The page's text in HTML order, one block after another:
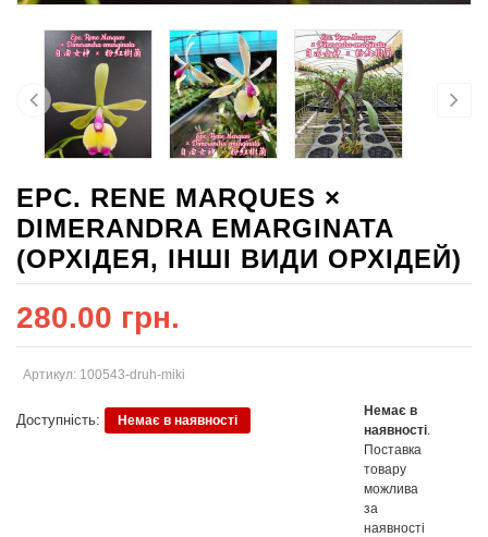
EPC. RENE MARQUES ×
DIMERANDRA EMARGINATA
(ОРХІДЕЯ, ІНШІ ВИДИ ОРХІДЕЙ)
280.00 грн.
Артикул: 100543-druh-miki
Доступність: Немає в наявності
Немає в
наявності
Поставка
товару
можлива
за
наявності